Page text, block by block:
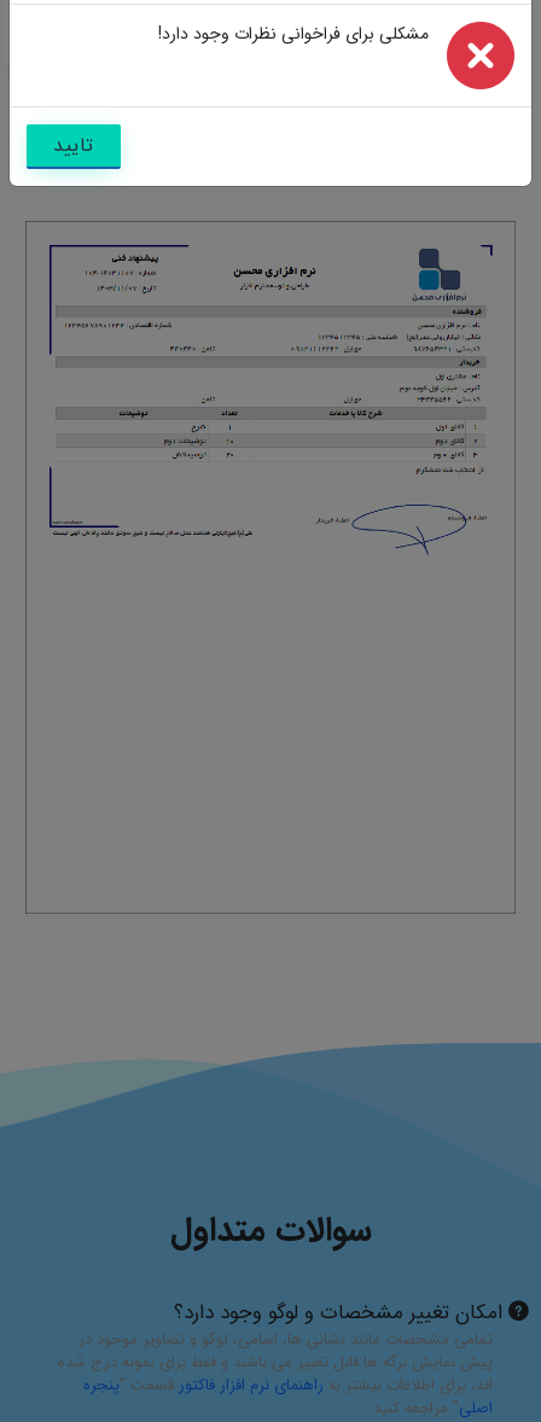
سوالات متداول
امکان تغییر مشخصات و لوگو وجود دارد؟
تمامی مشخصات مانند نشانی ها، اسامی، لوگو و تصاویر موجود در
پیش نمایش برگه ها قابل تغییر می باشند و فقط برای نمونه درج شده
اند، برای اطلاعات بیشتر به راهنمای نرم افزار فاکتور قسمت "پنجره
اصلی" مراجعه کنید
مشکلی برای فراخوانی نظرات وجود دارد!
تایید